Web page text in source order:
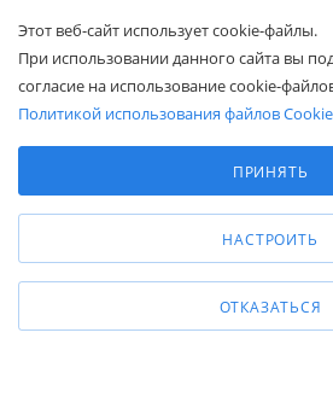
ПОКУПАТЕЛЯМ
8 (800) 600-95-10
г. Москва, ул.
Этот веб-сайт использует cookie-файлы.
При использовании данного сайта вы
согласие на использование cookie-
Политикой использования файлов Cookie
Аналитические/Функциональные
ПРИНЯТЬ
НАСТРОИТЬ
ОТКАЗАТЬСЯ